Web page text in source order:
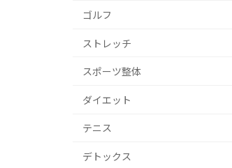
ゴルフ
ストレッチ
スポーツ整体
ダイエット
テニス
デトックス